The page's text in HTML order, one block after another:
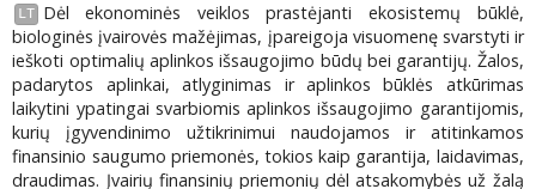
LT
Dėl ekonominės veiklos prastėjanti ekosistemų būklė,
biologinės įvairovės mažėjimas, įpareigoja visuomenę svarstyti ir
ieškoti optimalių aplinkos išsaugojimo būdų bei garantijų. Žalos,
padarytos aplinkai, atlyginimas ir aplinkos būklės atkūrimas
laikytini ypatingai svarbiomis aplinkos išsaugojimo garantijomis,
kurių įgyvendinimo užtikrinimui naudojamos ir atitinkamos
finansinio saugumo priemonės, tokios kaip garantija, laidavimas,
draudimas. Įvairių finansinių priemonių dėl atsakomybės už žalą